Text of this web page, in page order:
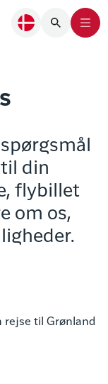
din
flybillet
om os,
rejse til Grønland